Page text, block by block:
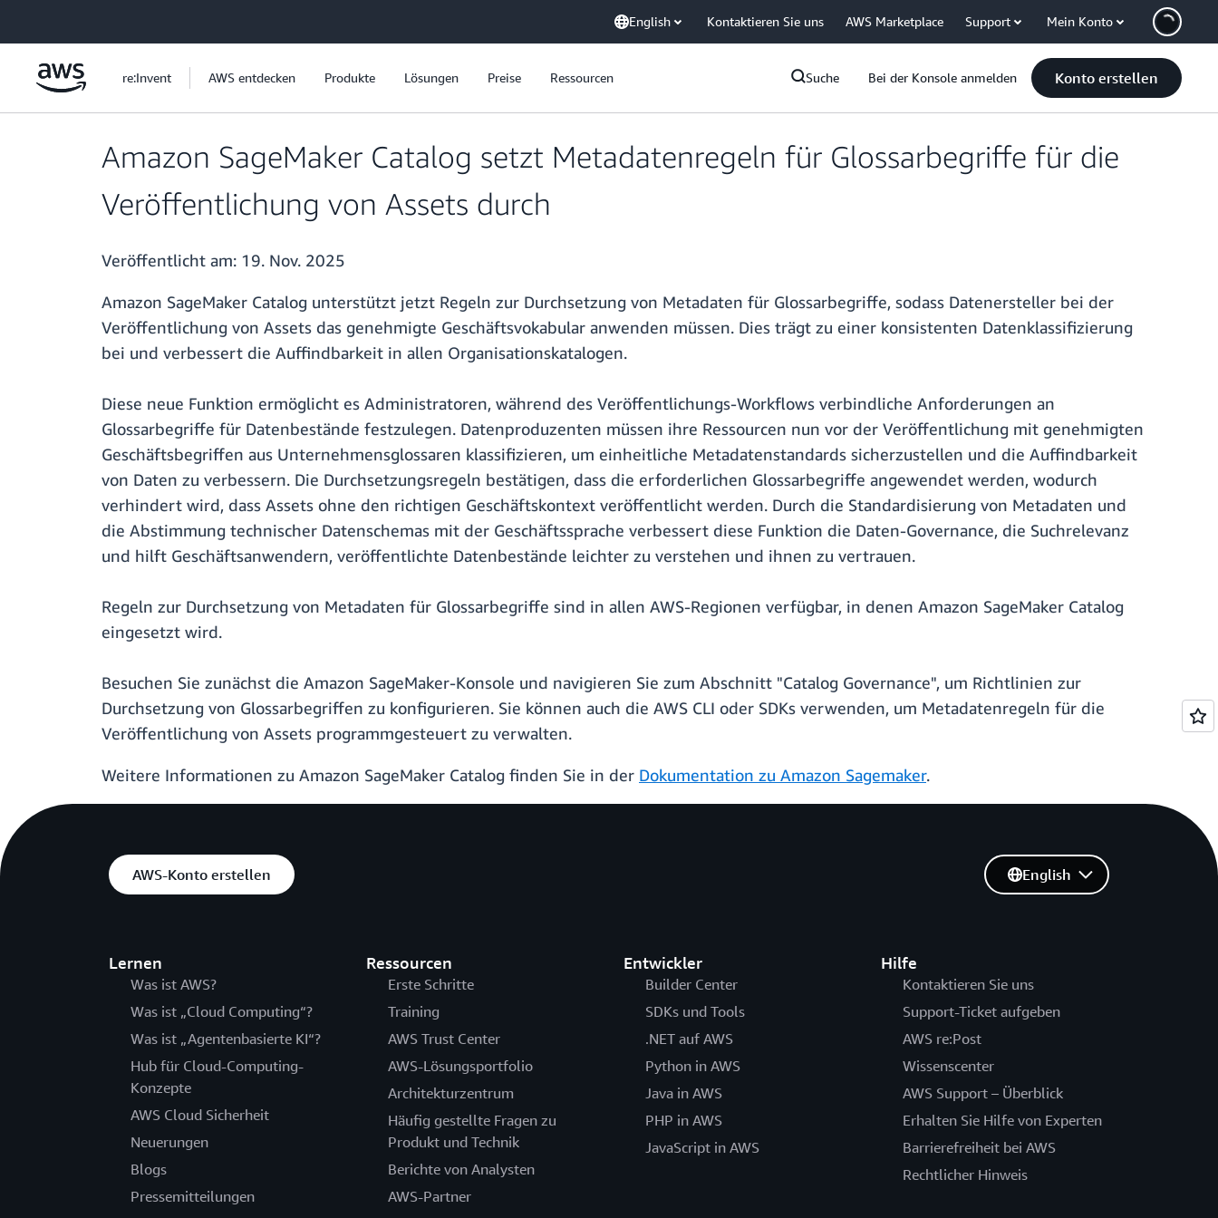
English Kontaktieren Sie uns AWS Marketplace Support Mein Konto
re:Invent AWS entdecken Produkte Lösungen Preise Ressourcen Suche Bei der Konsole anmelden Konto erstellen
Amazon SageMaker Catalog setzt Metadatenregeln für Glossarbegriffe für die
Veröffentlichung von Assets durch
Veröffentlicht am: 19. Nov. 2025
Amazon SageMaker Catalog unterstützt jetzt Regeln zur Durchsetzung von Metadaten für Glossarbegriffe, sodass Datenersteller bei der
Veröffentlichung von Assets das genehmigte Geschäftsvokabular anwenden müssen. Dies trägt zu einer konsistenten Datenklassifizierung
bei und verbessert die Auffindbarkeit in allen Organisationskatalogen.
Diese neue Funktion ermöglicht es Administratoren, während des Veröffentlichungs-Workflows verbindliche Anforderungen an
Glossarbegriffe für Datenbestände festzulegen. Datenproduzenten müssen ihre Ressourcen nun vor der Veröffentlichung mit genehmigten
Geschäftsbegriffen aus Unternehmensglossaren klassifizieren, um einheitliche Metadatenstandards sicherzustellen und die Auffindbarkeit
von Daten zu verbessern. Die Durchsetzungsregeln bestätigen, dass die erforderlichen Glossarbegriffe angewendet werden, wodurch
verhindert wird, dass Assets ohne den richtigen Geschäftskontext veröffentlicht werden. Durch die Standardisierung von Metadaten und
die Abstimmung technischer Datenschemas mit der Geschäftssprache verbessert diese Funktion die Daten-Governance, die Suchrelevanz
und hilft Geschäftsanwendern, veröffentlichte Datenbestände leichter zu verstehen und ihnen zu vertrauen.
Regeln zur Durchsetzung von Metadaten für Glossarbegriffe sind in allen AWS-Regionen verfügbar, in denen Amazon SageMaker Catalog
eingesetzt wird.
Besuchen Sie zunächst die Amazon SageMaker-Konsole und navigieren Sie zum Abschnitt "Catalog Governance", um Richtlinien zur
Durchsetzung von Glossarbegriffen zu konfigurieren. Sie können auch die AWS CLI oder SDKs verwenden, um Metadatenregeln für die
Veröffentlichung von Assets programmgesteuert zu verwalten.
Weitere Informationen zu Amazon SageMaker Catalog finden Sie in der Dokumentation zu Amazon Sagemaker.
AWS-Konto erstellen
Lernen
Was ist AWS?
Was ist „Cloud Computing“?
Was ist „Agentenbasierte KI“?
Hub für Cloud-Computing-
Konzepte
AWS Cloud Sicherheit
Neuerungen
Blogs
Pressemitteilungen
Ressourcen
Erste Schritte
Training
AWS Trust Center
AWS-Lösungsportfolio
Architekturzentrum
Häufig gestellte Fragen zu
Produkt und Technik
Berichte von Analysten
AWS-Partner
Entwickler
Builder Center
SDKs und Tools
.NET auf AWS
Python in AWS
Java in AWS
PHP in AWS
JavaScript in AWS
Hilfe
Kontaktieren Sie uns
Support-Ticket aufgeben
AWS re:Post
Wissenscenter
AWS Support – Überblick
Erhalten Sie Hilfe von Experten
Barrierefreiheit bei AWS
Rechtlicher Hinweis
English